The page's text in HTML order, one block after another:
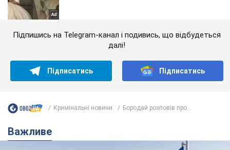
Підпишись на Telegram-канал і подивись, що відбудеться
далі!
Підписатись Підписатись
Кримінальні новини Бородай розповів про...
Важливе